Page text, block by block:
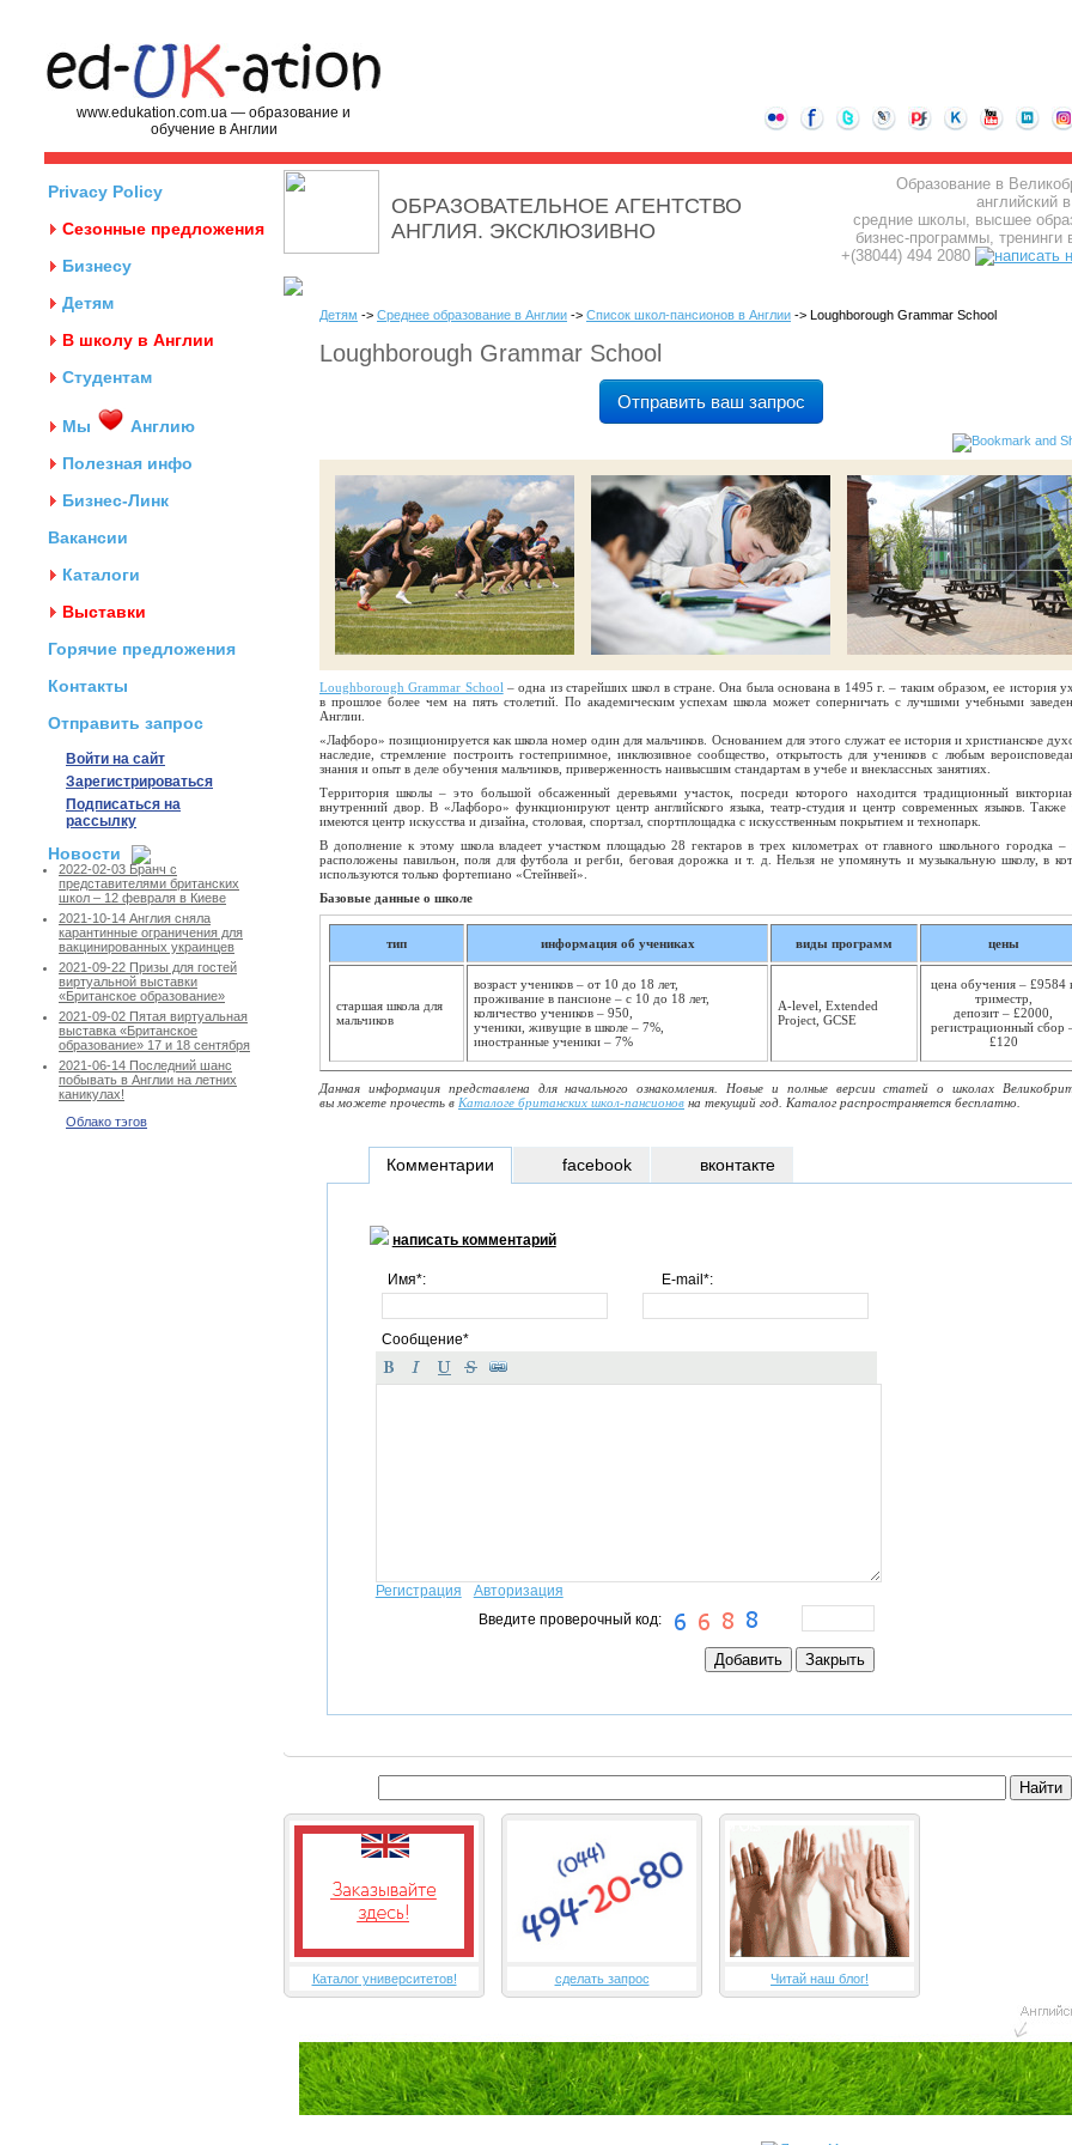
www.edukation.com.ua — образование и
обучение в Англии
Privacy Policy
Сезонные предложения
Бизнесу
Детям
В школу в Англии
Студентам
Мы
Англию
Полезная инфо
Бизнес-Линк
Вакансии
Каталоги
Выставки
Горячие предложения
Контакты
Отправить запрос
Войти на сайт
Зарегистрироваться
Подписаться на
рассылку
Новости
2022-02-03 Бранч с
представителями британских
школ – 12 февраля в Киеве
2021-10-14 Англия сняла
карантинные ограничения для
вакцинированных украинцев
2021-09-22 Призы для гостей
виртуальной выставки
«Британское образование»
2021-09-02 Пятая виртуальная
выставка «Британское
образование» 17 и 18 сентября
2021-06-14 Последний шанс
побывать в Англии на летних
каникулах!
Облако тэгов
ОБРАЗОВАТЕЛЬНОЕ АГЕНТСТВО
АНГЛИЯ. ЭКСКЛЮЗИВНО
Образование в
английский
средние школы, высшее
бизнес-программы, тренинги
+(38044) 494 2080
Детям -> Среднее образование в Англии -> Список школ-пансионов в Англии -> Loughborough Grammar School
Loughborough Grammar School
Отправить ваш запрос
Loughborough Grammar School – одна из старейших школ в стране. Она была основана в 1495 г. – таким образом, ее история
в прошлое более чем на пять столетий. По академическим успехам школа может соперничать с лучшими учебными
Англии.
«Лафборо» позиционируется как школа номер один для мальчиков. Основанием для этого служат ее история и христианское
наследие, стремление построить гостеприимное, инклюзивное сообщество, открытость для учеников с любым
знания и опыт в деле обучения мальчиков, приверженность наивысшим стандартам в учебе и внеклассных занятиях.
Территория школы – это большой обсаженный деревьями участок, посреди которого находится традиционный
внутренний двор. В «Лафборо» функционируют центр английского языка, театр-студия и центр современных языков. Также
имеются центр искусства и дизайна, столовая, спортзал, спортплощадка с искусственным покрытием и технопарк.
В дополнение к этому школа владеет участком площадью 28 гектаров в трех километрах от главного школьного городка –
расположены павильон, поля для футбола и регби, беговая дорожка и т. д. Нельзя не упомянуть и музыкальную школу, в
используются только фортепиано «Стейнвей».
Базовые данные о школе
тип информация об учениках виды программ цены
старшая школа для
мальчиков
возраст учеников – от 10 до 18 лет,
проживание в пансионе – с 10 до 18 лет,
количество учеников – 950,
ученики, живущие в школе – 7%,
иностранные ученики – 7%
A-level, Extended
Project, GCSE
цена обучения – £9584
триместр,
депозит – £2000,
регистрационный сбор
£120
Данная информация представлена для начального ознакомления. Новые и полные версии статей о школах
вы можете прочесть в Каталоге британских школ-пансионов на текущий год. Каталог распространяется бесплатно.
Комментарии
написать комментарий
Имя*: E-mail*:
Сообщение*
Регистрация
Авторизация
Введите проверочный код:
facebook вконтакте
Каталог университетов! сделать запрос Читай наш блог!